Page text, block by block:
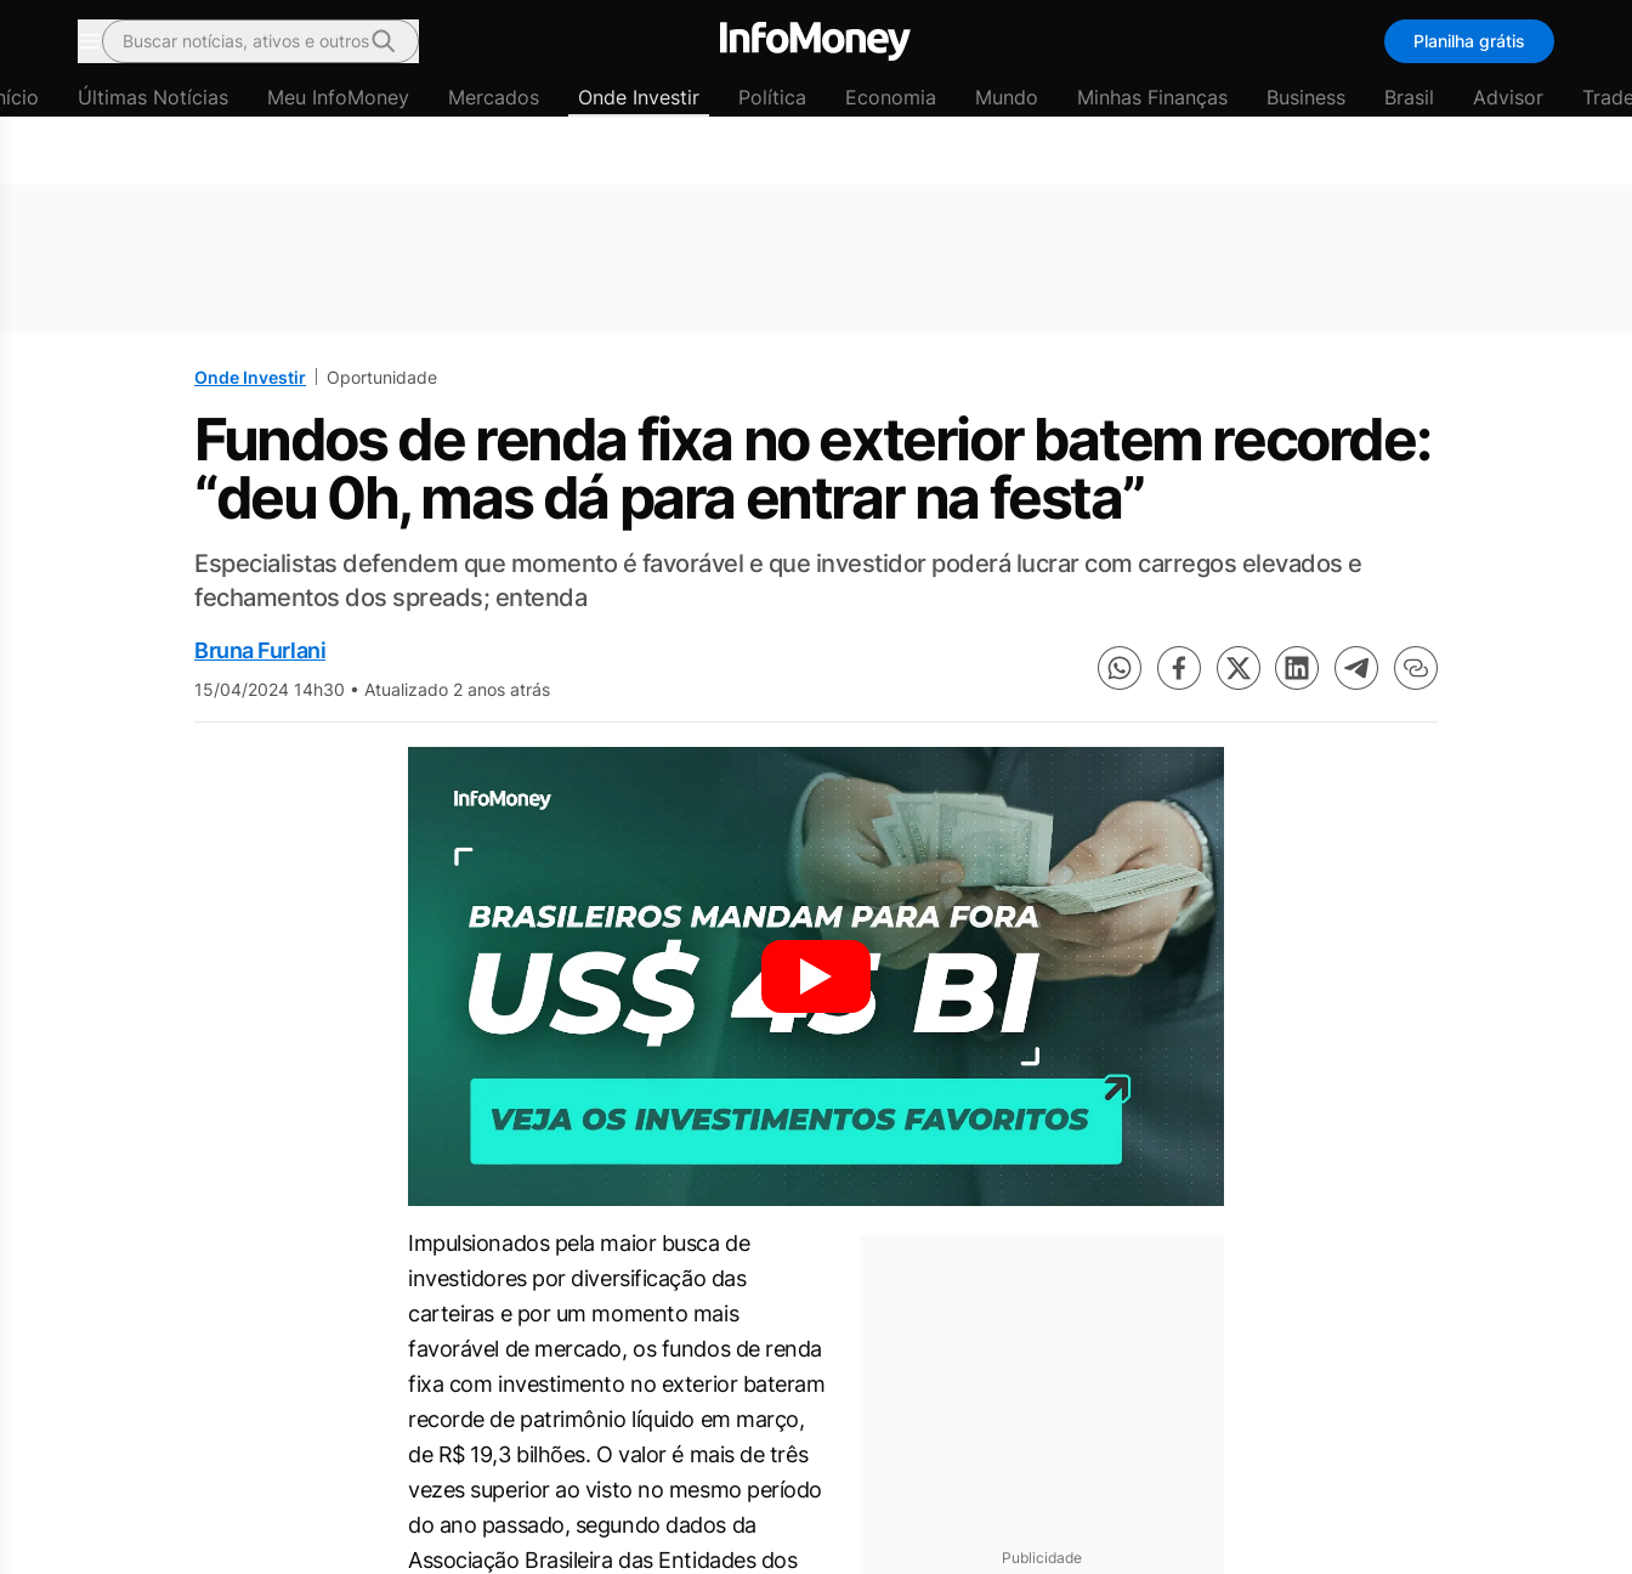
Menu
Buscar notícias, ativos e outros Planilha grátis
Últimas Notícias Meu InfoMoney Mercados Onde Investir Política Economia Mundo Minhas Finanças Business Brasil Advisor
Onde Investir Oportunidade
Fundos de renda fixa no exterior batem recorde:
“deu 0h, mas dá para entrar na festa”
Especialistas defendem que momento é favorável e que investidor poderá lucrar com carregos elevados e
fechamentos dos spreads; entenda
Bruna Furlani
15/04/2024 14h30 • Atualizado 2 anos atrás
Publicidade
Impulsionados pela maior busca de
investidores por diversificação das
carteiras e por um momento mais
favorável de mercado, os fundos de renda
fixa com investimento no exterior bateram
recorde de patrimônio líquido em março,
de R$ 19,3 bilhões. O valor é mais de três
vezes superior ao visto no mesmo período
do ano passado, segundo dados da
Associação Brasileira das Entidades dos